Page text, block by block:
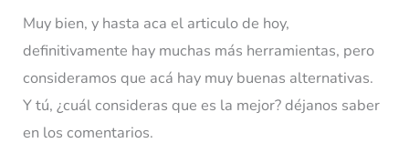
Muy bien, y hasta aca el articulo de hoy,
definitivamente hay muchas más herramientas, pero
consideramos que acá hay muy buenas alternativas.
Y tú, ¿cuál consideras que es la mejor? déjanos saber
en los comentarios.